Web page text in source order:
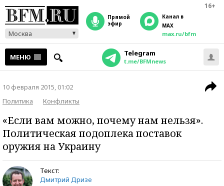
16+
Москва
прямой
эфир
Канал в
MAX
max.ru/bfm
МЕНЮ Telegram
t.me/BFMnews
10 февраля 2015, 01:02
Политика
Конфликты
«Если вам можно, почему нам нельзя».
Политическая подоплека поставок
оружия на Украину
Текст:
Дмитрий Дризе